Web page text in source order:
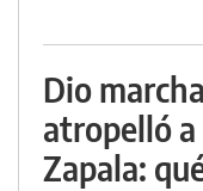
Dio
atropelló
Zapala: